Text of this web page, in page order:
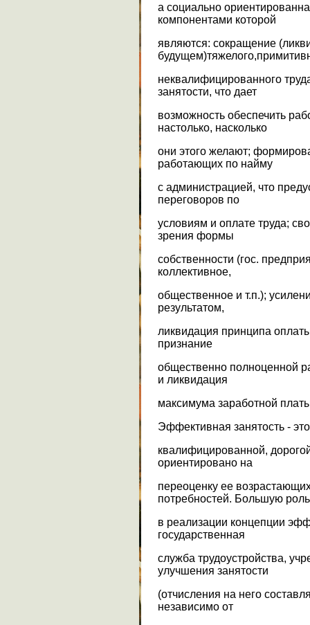
а социально
компонентами которой
являются: сокращение
неквалифицированного
занятости, что дает
возможность обеспечить
настолько, насколько
они этого желают;
работающих по найму
с администрацией, что
переговоров по
условиям и оплате труда;
зрения формы
собственности (гос.
коллективное,
общественное и т.п.);
результатом,
ликвидация принципа
признание
общественно полноценной
и ликвидация
максимума заработной
Эффективная занятость -
квалифицированной,
ориентировано на
переоценку ее
потребностей. Большую роль
в реализации концепции
государственная
служба трудоустройства,
улучшения занятости
(отчисления на него
независимо от